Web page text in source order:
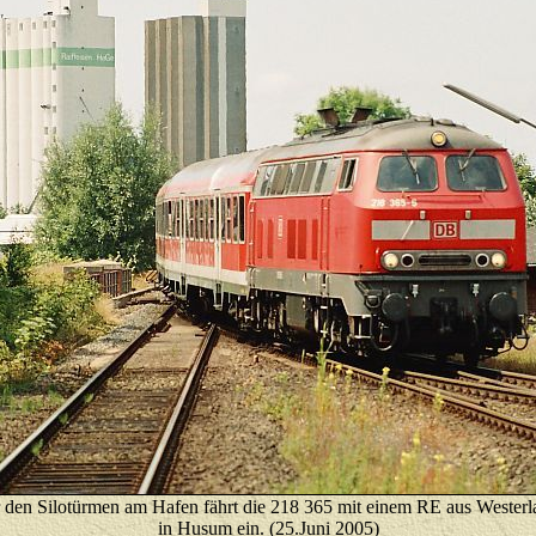
Silotürmen am Hafen fährt die 218 365 mit einem RE aus
in Husum ein. (25.Juni 2005)